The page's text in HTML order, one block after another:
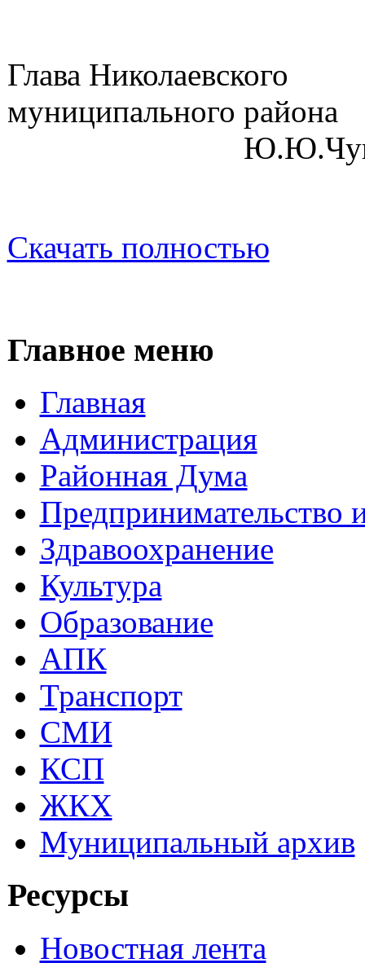
Глава Николаевского
Скачать полностью
Главное меню
Главная
Администрация
Районная Дума
Предпринимательство
Здравоохранение
Культура
Образование
АПК
Транспорт
СМИ
КСП
ЖКХ
Муниципальный архив
Ресурсы
Новостная лента